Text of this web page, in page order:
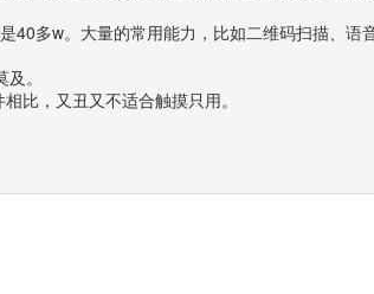
40多w。大量的常用能力，比如二维码扫描、语
。
比，又丑又不适合触摸只用。